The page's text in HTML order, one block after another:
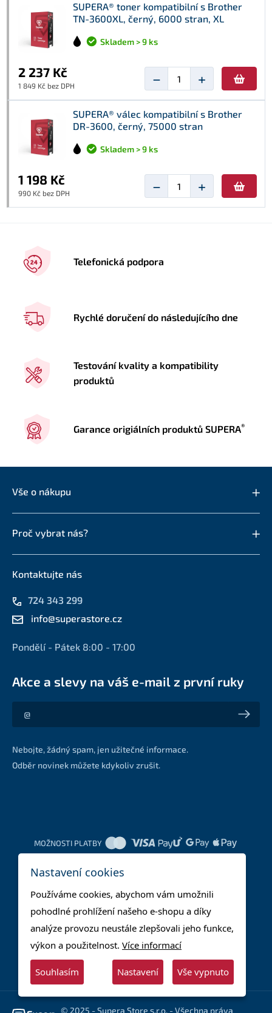
SUPERA® toner kompatibilní s Brother
TN-3600XL, černý, 6000 stran, XL
Skladem > 9 ks
2 237 Kč
1 849 Kč bez DPH − +
SUPERA® válec kompatibilní s Brother
DR-3600, černý, 75000 stran
Skladem > 9 ks
1 198 Kč
990 Kč bez DPH − +
Telefonická podpora
Rychlé doručení do následujícího dne
Testování kvality a kompatibility
produktů
Garance origiálních produktů SUPERA®
Vše o nákupu
Proč vybrat nás?
Kontaktujte nás
724 343 299
info@superastore.cz
Pondělí - Pátek 8:00 - 17:00
Akce a slevy na váš e-mail z první ruky
Akce a slevy na váš e-mail z první ruky
Nebojte, žádný spam, jen užitečné informace.
Odběr novinek můžete kdykoliv zrušit.
MOŽNOSTI PLATBY
© 2025 - Supera Store s.r.o. - Všechna práva
Nastavení cookies
Používáme cookies, abychom vám umožnili
pohodlné prohlížení našeho e-shopu a díky
analýze provozu neustále zlepšovali jeho funkce,
výkon a použitelnost. Více informací
Souhlasím Nastavení Vše vypnuto